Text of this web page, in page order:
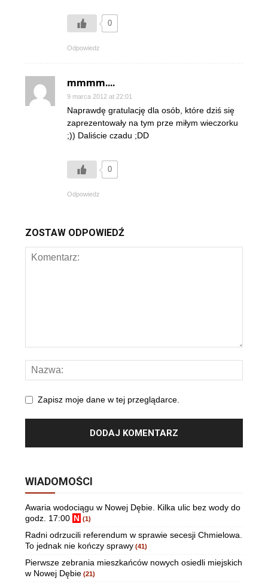
0
Odpowiedz
mmmm....
9 marca 2012 at 22:01
Naprawdę gratulację dla osób, które dziś się
zaprezentowały na tym prze miłym wieczorku
;)) Daliście czadu ;DD
0
Odpowiedz
ZOSTAW ODPOWIEDŹ
Zapisz moje dane w tej przeglądarce.
WIADOMOŚCI
Awaria wodociągu w Nowej Dębie. Kilka ulic bez wody do
godz. 17:00 N (1)
Radni odrzucili referendum w sprawie secesji Chmielowa.
To jednak nie kończy sprawy (41)
Pierwsze zebrania mieszkańców nowych osiedli miejskich
w Nowej Dębie (21)